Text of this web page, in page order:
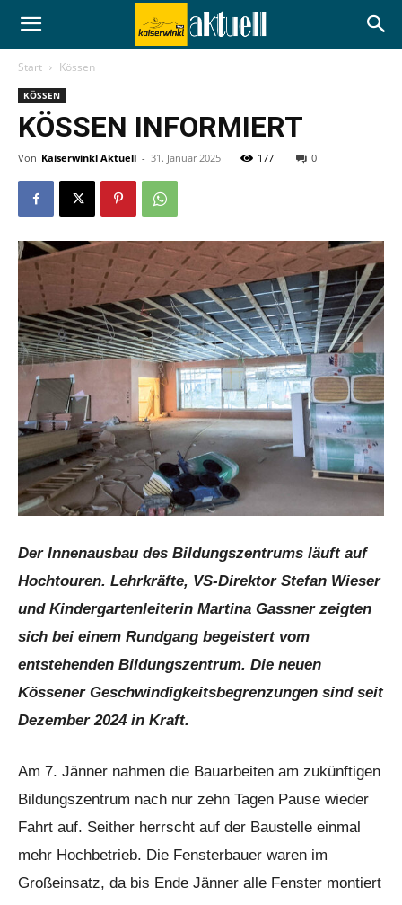
Start Kössen
KÖSSEN
KÖSSEN INFORMIERT
Von Kaiserwinkl Aktuell - 31. Januar 2025 177 0
Der Innenausbau des Bildungszentrums läuft auf
Hochtouren. Lehrkräfte, VS-Direktor Stefan Wieser
und Kindergartenleiterin Martina Gassner zeigten
sich bei einem Rundgang begeistert vom
entstehenden Bildungszentrum. Die neuen
Kössener Geschwindigkeitsbegrenzungen sind seit
Dezember 2024 in Kraft.
Am 7. Jänner nahmen die Bauarbeiten am zukünftigen
Bildungszentrum nach nur zehn Tagen Pause wieder
Fahrt auf. Seither herrscht auf der Baustelle einmal
mehr Hochbetrieb. Die Fensterbauer waren im
Großeinsatz, da bis Ende Jänner alle Fenster montiert